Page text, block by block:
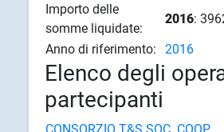
Importo delle
somme liquidate:
2016:
Anno di riferimento:
2016
Elenco degli
partecipanti
CONSORZIO T&S SOC. COOP.